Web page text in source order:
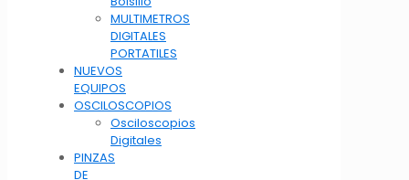
MULTIMETROS
DIGITALES
PORTATILES
NUEVOS
EQUIPOS
OSCILOSCOPIOS
Osciloscopios
Digitales
PINZAS
DE